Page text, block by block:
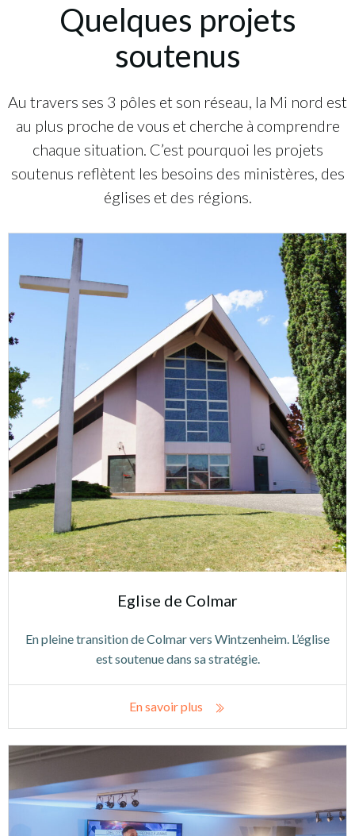
Quelques projets
soutenus
Au travers ses 3 pôles et son réseau, la Mi nord est
au plus proche de vous et cherche à comprendre
chaque situation. C’est pourquoi les projets
soutenus reflètent les besoins des ministères, des
églises et des régions.
Eglise de Colmar
En pleine transition de Colmar vers Wintzenheim. L’église
est soutenue dans sa stratégie.
En savoir plus